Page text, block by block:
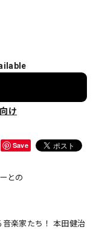
け
Save
との
楽家たち！ 本田健治